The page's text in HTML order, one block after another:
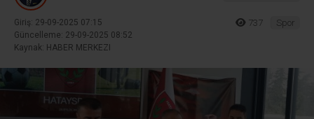
Giriş: 29-09-2025 07:15
Güncelleme: 29-09-2025 08:52
Kaynak: HABER MERKEZI
737 Spor